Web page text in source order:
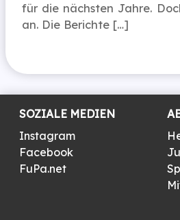
für die nächsten Jahre.
an. Die Berichte […]
SOZIALE MEDIEN
Instagram
Facebook
FuPa.net